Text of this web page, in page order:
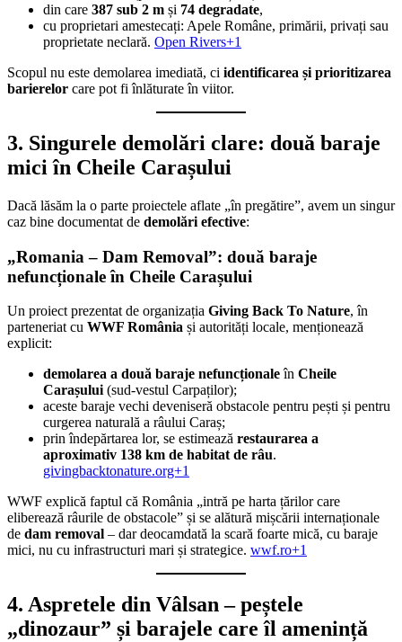
din care 387 sub 2 m și 74 degradate,
cu proprietari amestecați: Apele Române, primării, privați sau
proprietate neclară. Open Rivers+1
Scopul nu este demolarea imediată, ci identificarea și prioritizarea
barierelor care pot fi înlăturate în viitor.
3. Singurele demolări clare: două baraje
mici în Cheile Carașului
Dacă lăsăm la o parte proiectele aflate „în pregătire”, avem un singur
caz bine documentat de demolări efective:
„Romania – Dam Removal”: două baraje
nefuncționale în Cheile Carașului
Un proiect prezentat de organizația Giving Back To Nature, în
parteneriat cu WWF România și autorități locale, menționează
explicit:
demolarea a două baraje nefuncționaleîn Cheile
Carașului (sud-vestul Carpaților);
aceste baraje vechi deveniseră obstacole pentru pești și pentru
curgerea naturală a râului Caraș;
prin îndepărtarea lor, se estimează restaurarea a
aproximativ 138 km de habitat de râu.
givingbacktonature.org+1
WWF explică faptul că România „intră pe harta țărilor care
eliberează râurile de obstacole” și se alătură mișcării internaționale
de dam removal – dar deocamdată la scară foarte mică, cu baraje
mici, nu cu infrastructuri mari și strategice. wwf.ro+1
4. Aspretele din Vâlsan – peștele
„dinozaur” și barajele care îl amenință